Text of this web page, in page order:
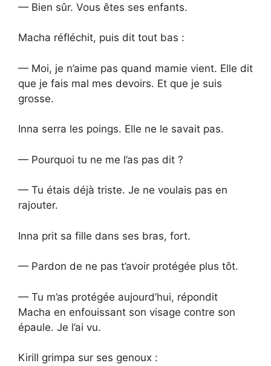
— Bien sûr. Vous êtes ses enfants.
Macha réfléchit, puis dit tout bas :
— Moi, je n’aime pas quand mamie vient. Elle dit
que je fais mal mes devoirs. Et que je suis
grosse.
Inna serra les poings. Elle ne le savait pas.
— Pourquoi tu ne me l’as pas dit ?
— Tu étais déjà triste. Je ne voulais pas en
rajouter.
Inna prit sa fille dans ses bras, fort.
— Pardon de ne pas t’avoir protégée plus tôt.
— Tu m’as protégée aujourd’hui, répondit
Macha en enfouissant son visage contre son
épaule. Je l’ai vu.
Kirill grimpa sur ses genoux :